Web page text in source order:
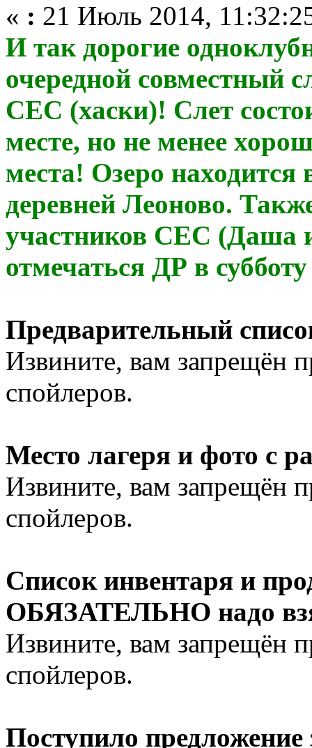
« : 21 Июль 2014,
И так дорогие
очередной совместный
СЕС (хаски)! Слет
месте, но не менее
места! Озеро находится
деревней Леоново.
участников СЕС (Даша
отмечаться ДР в
Предварительный
Извините, вам запрещён
спойлеров.
Место лагеря и фото с
Извините, вам запрещён
спойлеров.
Список инвентаря и
ОБЯЗАТЕЛЬНО надо
Извините, вам запрещён
спойлеров.
Поступило